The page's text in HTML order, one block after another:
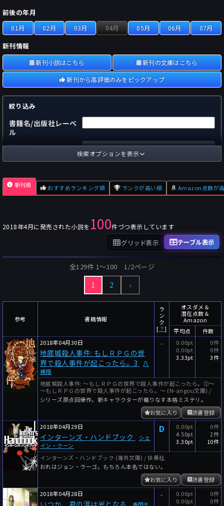
前後の年月
01月 02月 03月 04月 05月 06月 07月
新刊情報
新刊小説はこちら
新刊の文庫はこちら
新刊から高評価のみをピックアップ
絞り込み
書籍名/出版社レーベ
ル
著者名
国内
海外
出版社
フォーマット
単行本
～
Pt
～
Pt
～
読者数
～
人
年代
年代と月の範囲
先月以降 今月以降
年
月
～
年
月
細かく検索
絞り込みリセット
検索オプションを表示
新刊順 おすすめランキング順 ランクが高い順 Amazon点数が
2018年4月に発売された小説を 100件づつ表示しています
グリッド表示 テーブル表示
全129件 1〜100 1/2ページ
1 2 ›
参考 書籍情報
ラ
ン
ク
[ ？]
オスダメ＆
潜在点数＆
Amazon
平均点
件数
2018年04月30日
地底城殺人事件: もしＲＰＧの世
界で殺人事件が起こったら。3
八
槻翔
-
0.00pt
0.00pt
3.33pt
0件
0件
3件
地底城殺人事件: ～もしＲＰＧの世界で殺人事件が起こったら。③～
～もしＲＰＧの世界で殺人事件が起こったら。～ (N-angou文庫) /
シリーズ原点回帰作。新キャラクターが織りなす本格ミステリ。
読書登録
お気に入り
2018年04月29日
インターンズ・ハンドブック
シェ
イン・クーン
D
0.00pt
4.50pt
3.30pt
0件
2件
10件
インターンズ・ハンドブック (海外文庫) / 扶桑社
おれはジョン・ラーゴ。もちろん本名ではない。
読書登録
お気に入り
2018年04月28日
いつか、君の涙は光となる
春田モ
-
0.00pt
0.00pt
0件
0件